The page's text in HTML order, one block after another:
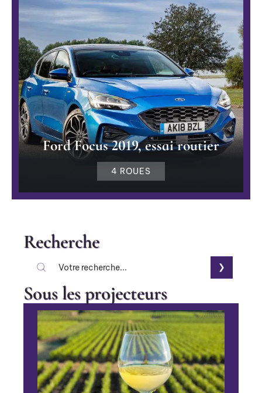
Ford Focus 2019, essai routier
4 ROUES
Recherche
Sous les projecteurs